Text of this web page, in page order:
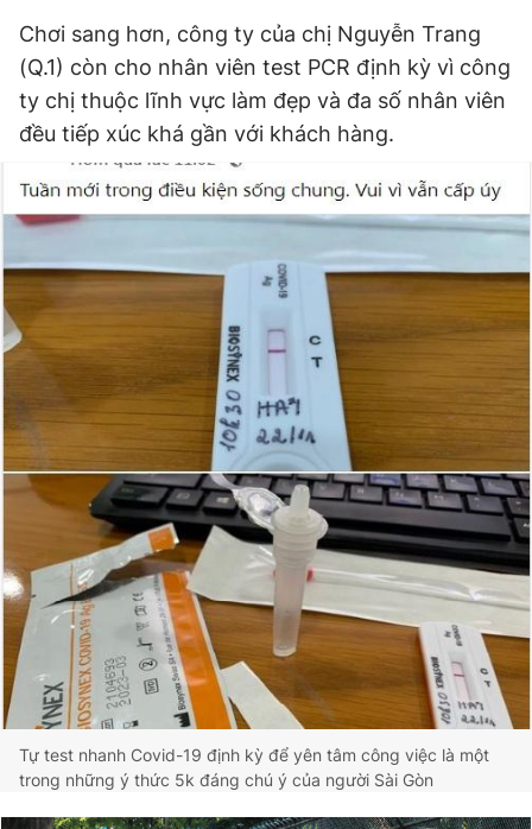
Chơi sang hơn, công ty của chị Nguyễn Trang
(Q.1) còn cho nhân viên test PCR định kỳ vì công
ty chị thuộc lĩnh vực làm đẹp và đa số nhân viên
đều tiếp xúc khá gần với khách hàng.
Tự test nhanh Covid-19 định kỳ để yên tâm công việc là một
trong những ý thức 5k đáng chú ý của người Sài Gòn